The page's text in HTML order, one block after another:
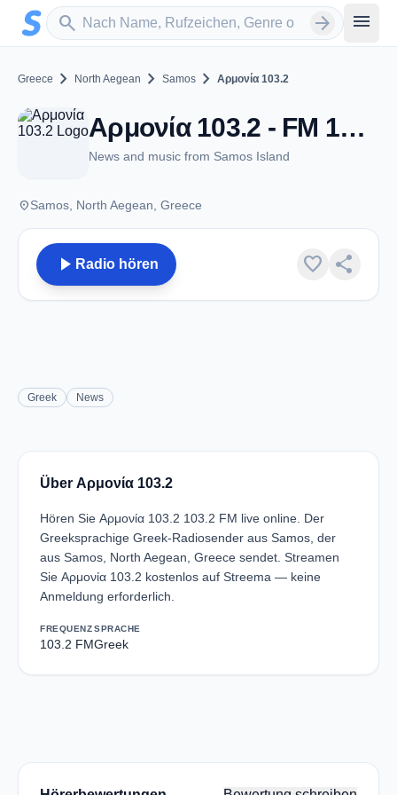
Zum Hauptinhalt springen
search
Sender suchen arrow_forward menu
Greece chevron_right North Aegean chevron_right Samos chevron_right Αρμονία 103.2
Αρμονία 103.2 - FM 103.2 - Samos
News and music from Samos Island
placeSamos, North Aegean, Greece
play_arrow Radio hören favorite share
Greek News
Über Αρμονία 103.2
Hören Sie Αρμονία 103.2 103.2 FM live online. Der
Greeksprachige Greek-Radiosender aus Samos, der
aus Samos, North Aegean, Greece sendet. Streamen
Sie Αρμονία 103.2 kostenlos auf Streema — keine
Anmeldung erforderlich.
FREQUENZ
103.2 FM
SPRACHE
Greek